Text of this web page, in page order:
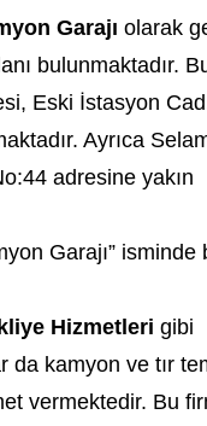
Garajı olarak
bulunmaktadır.
Eski İstasyon
Ayrıca
adresine yakın
Garajı” isminde
Hizmetleri gibi
da kamyon ve tır
vermektedir. Bu